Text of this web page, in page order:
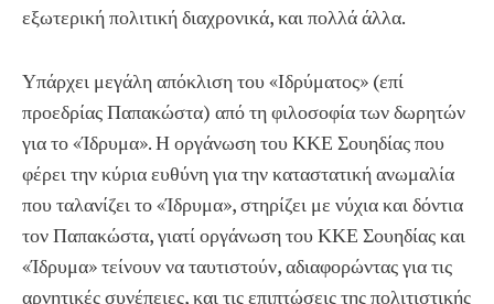
εξωτερική πολιτική διαχρονικά, και πολλά άλλα.
Υπάρχει μεγάλη απόκλιση του «Ιδρύματος» (επί
προεδρίας Παπακώστα) από τη φιλοσοφία των δωρητών
για το «Ίδρυμα». Η οργάνωση του ΚΚΕ Σουηδίας που
φέρει την κύρια ευθύνη για την καταστατική ανωμαλία
που ταλανίζει το «Ίδρυμα», στηρίζει με νύχια και δόντια
τον Παπακώστα, γιατί οργάνωση του ΚΚΕ Σουηδίας και
«Ίδρυμα» τείνουν να ταυτιστούν, αδιαφορώντας για τις
αρνητικές συνέπειες, και τις επιπτώσεις της πολιτιστικής